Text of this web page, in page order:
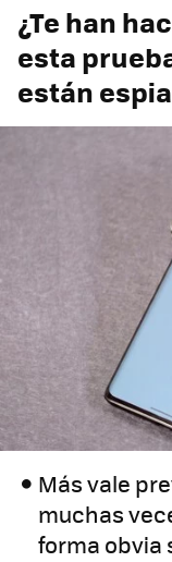
¿Te han
esta
están
Más vale
muchas
forma obvia